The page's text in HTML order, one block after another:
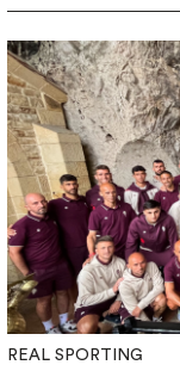
REAL SPORTING